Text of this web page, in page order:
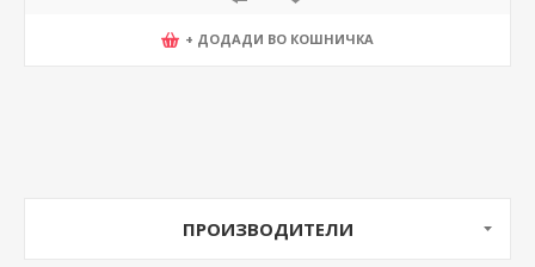
+ ДОДАДИ ВО КОШНИЧКА
ПРОИЗВОДИТЕЛИ